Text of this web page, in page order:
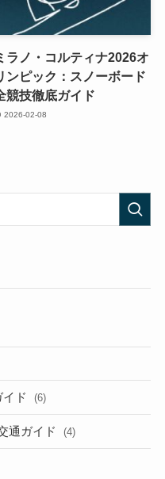
ラノ・コルティナ2026オ
ンピック：スノーボード
競技徹底ガイド
2026-02-08
イド (6)
通ガイド (4)